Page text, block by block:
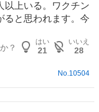
以上いる。ワクチン
ると思われます。今
？
はい
21
いいえ
28
No. 10504